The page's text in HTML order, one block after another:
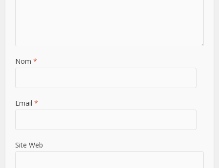
Nom *
Email *
Site Web